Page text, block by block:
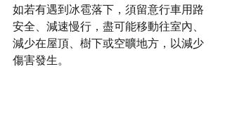
如若有遇到冰雹落下，須留意行車用路
安全、減速慢行，盡可能移動往室內、
減少在屋頂、樹下或空曠地方，以減少
傷害發生。